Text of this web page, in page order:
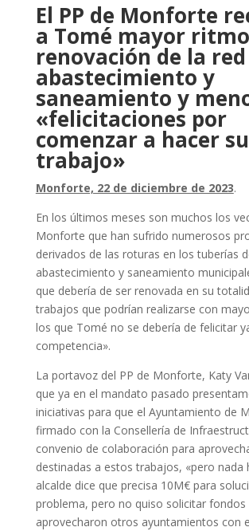
El PP de Monforte
a Tomé mayor
renovación de la
abastecimiento y
saneamiento y
«felicitaciones por
comenzar a hacer su
trabajo»
Monforte, 22 de diciembre de 2023.
En los últimos meses son muchos los
Monforte que han sufrido numerosos
derivados de las roturas en los tuberías
abastecimiento y saneamiento
que debería de ser renovada en su
trabajos que podrían realizarse con
los que Tomé no se debería de felicitar
competencia».
La portavoz del PP de Monforte, Katy
que ya en el mandato pasado
iniciativas para que el Ayuntamiento de
firmado con la Consellería de
convenio de colaboración para
destinadas a estos trabajos, «pero nada
alcalde dice que precisa 10M€ para
problema, pero no quiso solicitar fondos
aprovecharon otros ayuntamientos con